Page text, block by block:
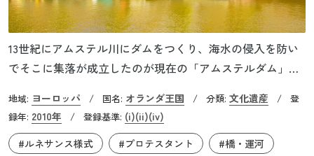
13世紀にアムステル川にダムをつくり、海水の侵入を防い
でそこに集落が成立したのが現在の「アムステルダム」の
けての湾岸都市プロジェクトとして建設されました。一番
外側の「ジンフェルグラハト」まで扇状に広がる運河をつ
くり、さらに同心円状に運河を整備し、その間の土地（沼
地域: ヨーロッパ / 国名: オランダ王国 / 分類: 文化遺産 /
登
録年: 2010年 / 登録基準: (i)(ii)(iv)
#ルネサンス様式
#プロテスタント
#橋・運河